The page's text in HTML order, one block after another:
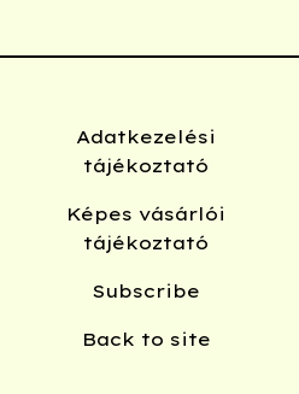
Adatkezelési
tájékoztató
Képes vásárlói
tájékoztató
Subscribe
Back to site